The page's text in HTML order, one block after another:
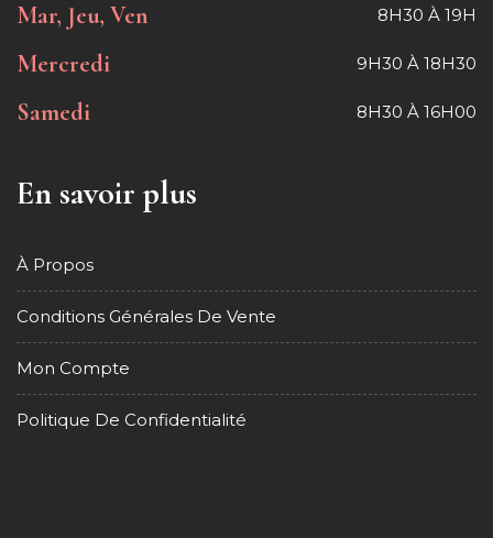
Mar, Jeu, Ven 8H30 À 19H
Mercredi 9H30 À 18H30
Samedi 8H30 À 16H00
En savoir plus
À Propos
Conditions Générales De Vente
Mon Compte
Politique De Confidentialité